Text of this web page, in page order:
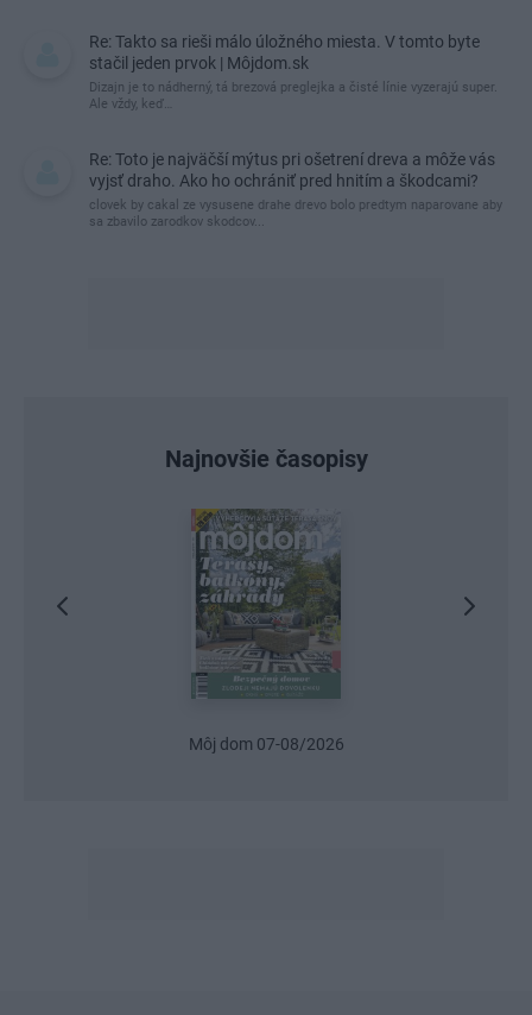
Re: Takto sa rieši málo úložného miesta. V tomto byte
stačil jeden prvok | Môjdom.sk
Dizajn je to nádherný, tá brezová preglejka a čisté línie vyzerajú super.
Ale vždy, keď…
Re: Toto je najväčší mýtus pri ošetrení dreva a môže vás
vyjsť draho. Ako ho ochrániť pred hnitím a škodcami?
clovek by cakal ze vysusene drahe drevo bolo predtym naparovane aby
sa zbavilo zarodkov skodcov...
Najnovšie časopisy
Môj dom 07-08/2026